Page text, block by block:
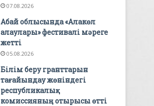
07.08.2026
Абай облысында «Алакөл
алаулары» фестивалі мәреге
жетті
05.08.2026
Білім беру гранттарын
тағайындау жөніндегі
республикалық
комиссияның отырысы өтті